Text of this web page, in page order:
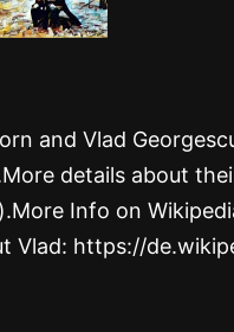
and Vlad
details about
Info on
https://